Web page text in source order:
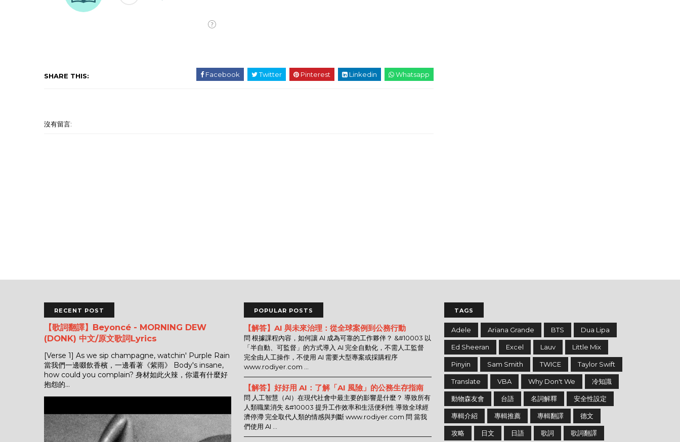
SHARE THIS: Facebook Twitter Pinterest Linkedin Whatsapp
沒有留言:
RECENT POST
【歌詞翻譯】Beyoncé - MORNING DEW
(DONK) 中文/原文歌詞Lyrics
[Verse 1] As we sip champagne, watchin' Purple Rain
當我們一邊啜飲香檳，一邊看著《紫雨》 Body's insane,
how could you complain? 身材如此火辣，你還有什麼好
抱怨的...
POPULAR POSTS
【解答】AI 與未來治理：從全球案例到公務行動
問 根據課程內容，如何讓 AI 成為可靠的工作夥伴？ &#10003 以
「半自動、可監督」的方式導入 AI 完全自動化，不需人工監督
完全由人工操作，不使用 AI 需要大型專案或採購程序
www.rodiyer.com ...
【解答】好好用 AI：了解「AI 風險」的公務生存指南
問 人工智慧（AI）在現代社會中最主要的影響是什麼？ 導致所有
人類職業消失 &#10003 提升工作效率和生活便利性 導致全球經
濟停滯 完全取代人類的情感與判斷 www.rodiyer.com 問 當我
們使用 AI ...
TAGS
Adele Ariana Grande BTS Dua Lipa
Ed Sheeran Excel Lauv Little Mix
Pinyin Sam Smith TWICE Taylor Swift
Translate VBA Why Don't We 冷知識
動物森友會 台語 名詞解釋 安全性設定
專輯介紹 專輯推薦 專輯翻譯 德文
攻略 日文 日語 歌詞 歌詞翻譯